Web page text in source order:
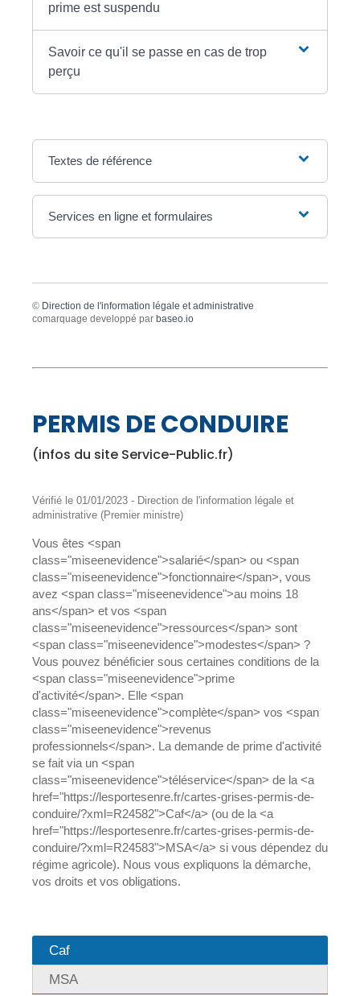
prime est suspendu
Savoir ce qu'il se passe en cas de trop
perçu
Textes de référence
Services en ligne et formulaires
© Direction de l'information légale et administrative
comarquage developpé par baseo.io
PERMIS DE CONDUIRE
(infos du site Service-Public.fr)
Vérifié le 01/01/2023 - Direction de l'information légale et
administrative (Premier ministre)
Vous êtes <span
class="miseenevidence">salarié</span> ou <span
class="miseenevidence">fonctionnaire</span>, vous
avez <span class="miseenevidence">au moins 18
ans</span> et vos <span
class="miseenevidence">ressources</span> sont
<span class="miseenevidence">modestes</span> ?
Vous pouvez bénéficier sous certaines conditions de la
<span class="miseenevidence">prime
d'activité</span>. Elle <span
class="miseenevidence">complète</span> vos <span
class="miseenevidence">revenus
professionnels</span>. La demande de prime d'activité
se fait via un <span
class="miseenevidence">téléservice</span> de la <a
href="https://lesportesenre.fr/cartes-grises-permis-de-
conduire/?xml=R24582">Caf</a> (ou de la <a
href="https://lesportesenre.fr/cartes-grises-permis-de-
conduire/?xml=R24583">MSA</a> si vous dépendez du
régime agricole). Nous vous expliquons la démarche,
vos droits et vos obligations.
Caf
MSA